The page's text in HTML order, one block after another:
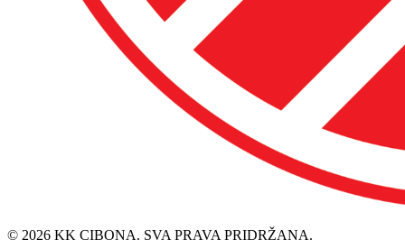
© 2026 KK CIBONA. SVA PRAVA PRIDRŽANA.